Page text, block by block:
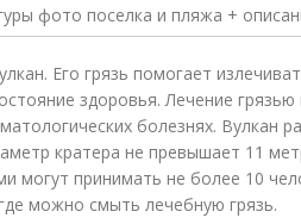
Его грязь помогает
здоровья. Лечение
болезнях. Вулкан
кратера не превышает 11
могут принимать не более 10
можно смыть лечебную грязь.